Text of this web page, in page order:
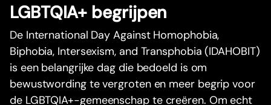
LGBTQIA+ begrijpen
De International Day Against Homophobia,
Biphobia, Intersexism, and Transphobia (IDAHOBIT)
is een belangrijke dag die bedoeld is om
bewustwording te vergroten en meer begrip voor
de LGBTQIA+-gemeenschap te creëren. Om echt